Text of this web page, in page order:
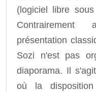
(logiciel libre
présentation
Sozi n'est pas
diaporama. Il
où la